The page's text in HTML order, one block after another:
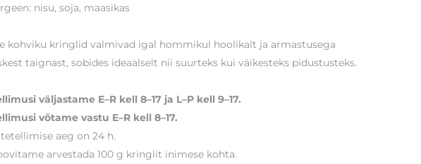
nisu, soja, maasikas
kohviku kringlid valmivad igal hommikul hoolikalt ja armastusega
taignast, sobides ideaalselt nii suurteks kui väikesteks pidustusteks.
väljastame E–R kell 8–17 ja L–P kell 9–17.
võtame vastu E–R kell 8–17.
aeg on 24 h.
arvestada 100 g kringlit inimese kohta.